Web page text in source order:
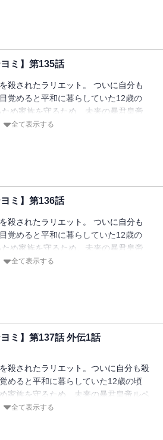
ミ】第135話
殺されたラリエット。 ついに自分も
覚めると平和に暮らしていた12歳の
め家族を守るため、未来の暴君皇帝
を決意し家を出る。 でもこの時のル
全て表示する
ミ】第136話
殺されたラリエット。 ついに自分も
覚めると平和に暮らしていた12歳の
め家族を守るため、未来の暴君皇帝
を決意し家を出る。 でもこの時のル
全て表示する
ミ】第137話 外伝1話
殺されたラリエット。ついに自分も殺
めると平和に暮らしていた12歳の頃
家族を守るため、未来の暴君皇帝ルペ
意し家を出る。でもこの時のルペルト
全て表示する